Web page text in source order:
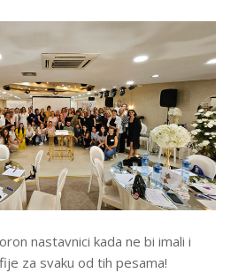
nastavnici kada ne bi imali i
za svaku od tih pesama!